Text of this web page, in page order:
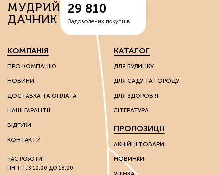
МУДРИЙ
ДАЧНИК
29 810
Задоволених покупців
КОМПАНІЯ
ПРО КОМПАНІЮ
НОВИНИ
ДОСТАВКА ТА ОПЛАТА
НАШІ ГАРАНТІЇ
ВІДГУКИ
КОНТАКТИ
ЧАС РОБОТИ:
ПН-ПТ: З 10:00 ДО 18:00
КАТАЛОГ
ДЛЯ БУДИНКУ
ДЛЯ САДУ ТА ГОРОДУ
ДЛЯ ЗДОРОВ'Я
ЛІТЕРАТУРА
ПРОПОЗИЦІЇ
АКЦІЙНІ ТОВАРИ
НОВИНКИ
УЦІНКА